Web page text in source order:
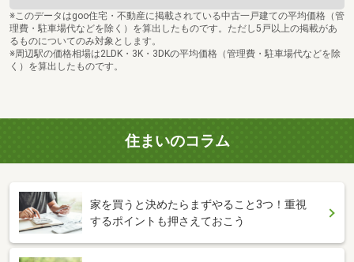
※このデータはgoo住宅・不動産に掲載されている中古一戸建ての平均価格（管
理費・駐車場代などを除く）を算出したものです。ただし5戸以上の掲載があ
るものについてのみ対象とします。
※周辺駅の価格相場は2LDK・3K・3DKの平均価格（管理費・駐車場代などを除
く）を算出したものです。
住まいのコラム
家を買うと決めたらまずやること3つ！重視
するポイントも押さえておこう